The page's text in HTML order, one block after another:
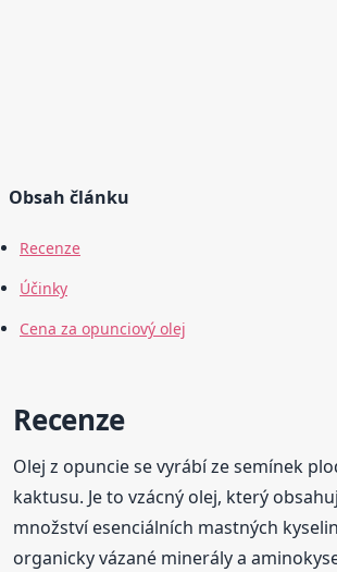
Obsah článku
Recenze
Účinky
Cena za opunciový olej
Recenze
Olej z opuncie se vyrábí ze semínek
kaktusu. Je to vzácný olej, který
množství esenciálních mastných
organicky vázané minerály a